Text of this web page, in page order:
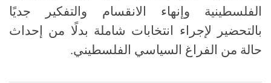
الفلسطينية وإنهاء الانقسام والتفكير جديًا
بالتحضير لإجراء انتخابات شاملة بدلًا من إحداث
حالة من الفراغ السياسي الفلسطيني.